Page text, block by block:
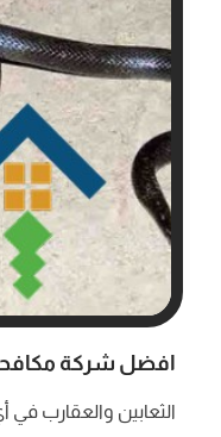
افضل شركة
الثعابين والعقارب في